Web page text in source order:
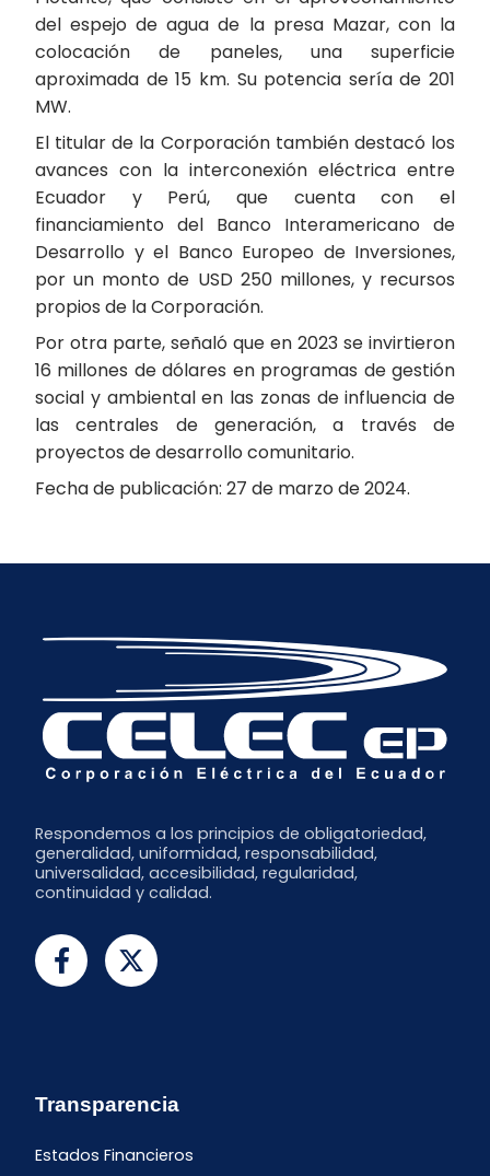
del espejo de agua de la presa Mazar, con la
colocación de paneles, una superficie
aproximada de 15 km. Su potencia sería de 201
MW.
El titular de la Corporación también destacó los
avances con la interconexión eléctrica entre
Ecuador y Perú, que cuenta con el
financiamiento del Banco Interamericano de
Desarrollo y el Banco Europeo de Inversiones,
por un monto de USD 250 millones, y recursos
propios de la Corporación.
Por otra parte, señaló que en 2023 se invirtieron
16 millones de dólares en programas de gestión
social y ambiental en las zonas de influencia de
las centrales de generación, a través de
proyectos de desarrollo comunitario.
Fecha de publicación: 27 de marzo de 2024.
Respondemos a los principios de obligatoriedad,
generalidad, uniformidad, responsabilidad,
universalidad, accesibilidad, regularidad,
continuidad y calidad.
Transparencia
Estados Financieros